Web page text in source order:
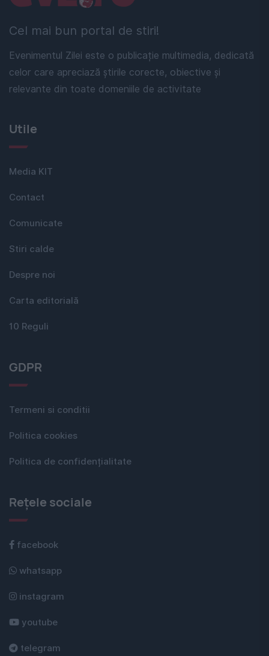
Cel mai bun portal de stiri!
Evenimentul Zilei este o publicație multimedia, dedicată
celor care apreciază știrile corecte, obiective și
relevante din toate domeniile de activitate
Utile
Media KIT
Contact
Comunicate
Stiri calde
Despre noi
Carta editorială
10 Reguli
GDPR
Termeni si conditii
Politica cookies
Politica de confidențialitate
Rețele sociale
facebook
whatsapp
instagram
youtube
telegram